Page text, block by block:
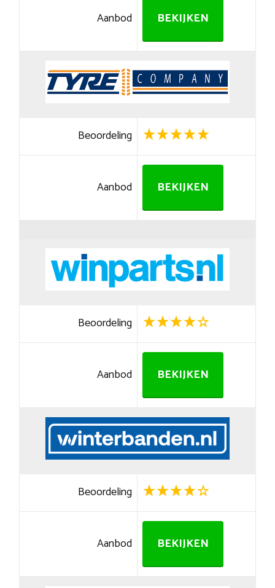
Aanbod BEKIJKEN
Beoordeling
Aanbod BEKIJKEN
Beoordeling
Aanbod BEKIJKEN
Beoordeling
Aanbod BEKIJKEN